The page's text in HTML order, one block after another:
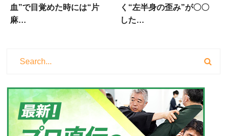
血”で目覚めた時には“片
麻…
く“左半身の歪み”が〇〇
した…